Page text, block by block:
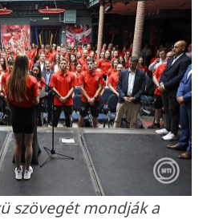
szövegét mondják a